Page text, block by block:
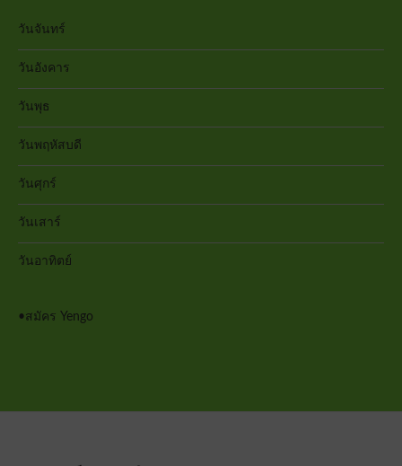
วันจันทร์
วันอังคาร
วันพุธ
วันพฤหัสบดี
วันศุกร์
วันเสาร์
วันอาทิตย์
•สมัคร Yengo